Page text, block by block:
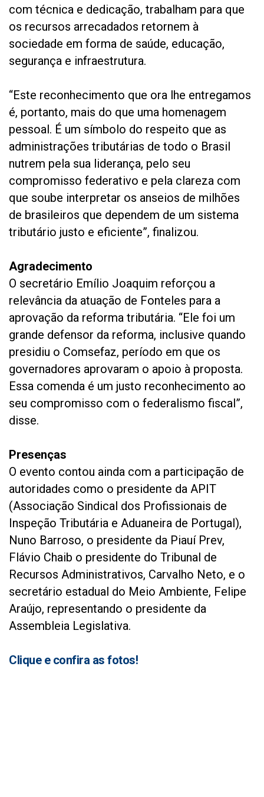
com técnica e dedicação, trabalham para que
os recursos arrecadados retornem à
sociedade em forma de saúde, educação,
segurança e infraestrutura.
“Este reconhecimento que ora lhe entregamos
é, portanto, mais do que uma homenagem
pessoal. É um símbolo do respeito que as
administrações tributárias de todo o Brasil
nutrem pela sua liderança, pelo seu
compromisso federativo e pela clareza com
que soube interpretar os anseios de milhões
de brasileiros que dependem de um sistema
tributário justo e eficiente”, finalizou.
Agradecimento
O secretário Emílio Joaquim reforçou a
relevância da atuação de Fonteles para a
aprovação da reforma tributária. “Ele foi um
grande defensor da reforma, inclusive quando
presidiu o Comsefaz, período em que os
governadores aprovaram o apoio à proposta.
Essa comenda é um justo reconhecimento ao
seu compromisso com o federalismo fiscal”,
disse.
Presenças
O evento contou ainda com a participação de
autoridades como o presidente da APIT
(Associação Sindical dos Profissionais de
Inspeção Tributária e Aduaneira de Portugal),
Nuno Barroso, o presidente da Piauí Prev,
Flávio Chaib o presidente do Tribunal de
Recursos Administrativos, Carvalho Neto, e o
secretário estadual do Meio Ambiente, Felipe
Araújo, representando o presidente da
Assembleia Legislativa.
Clique e confira as fotos!